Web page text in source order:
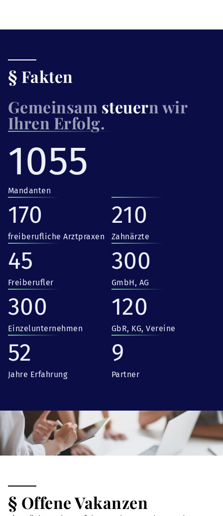
§ Fakten
Gemeinsam steuern wir
Ihren Erfolg.
1055
Mandanten
170
freiberufliche Arztpraxen
210
Zahnärzte
45
Freiberufler
300
GmbH, AG
300
Einzelunternehmen
120
GbR, KG, Vereine
52
Jahre Erfahrung
9
Partner
§ Offene Vakanzen